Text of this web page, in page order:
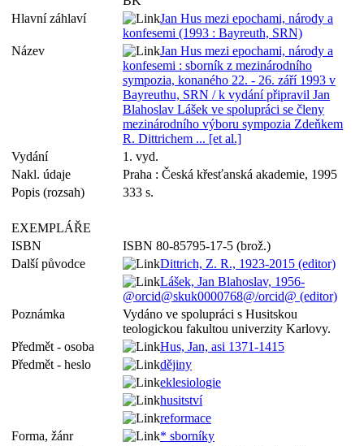
Hlavní záhlaví
Jan Hus mezi epochami, národy a
konfesemi (1993 : Bayreuth, SRN)
Název
Jan Hus mezi epochami, národy a
konfesemi : sborník z mezinárodního
sympozia, konaného 22. - 26. září 1993 v
Bayreuthu, SRN / k vydání připravil Jan
Blahoslav Lášek ve spolupráci se členy
mezinárodního výboru sympozia Zdeňkem
R. Dittrichem ... [et al.]
Vydání
1. vyd.
Nakl. údaje
Praha : Česká křesťanská akademie, 1995
Popis (rozsah)
333 s.
EXEMPLÁŘE
ISBN
ISBN 80-85795-17-5 (brož.)
Další původce
Dittrich, Z. R., 1923-2015 (editor)
Lášek, Jan Blahoslav, 1956-
@orcid@skuk0000768@/orcid@ (editor)
Poznámka
Vydáno ve spolupráci s Husitskou
teologickou fakultou univerzity Karlovy.
Předmět - osoba
Hus, Jan, asi 1371-1415
Předmět - heslo
dějiny
eklesiologie
husitství
reformace
Forma, žánr
* sborníky